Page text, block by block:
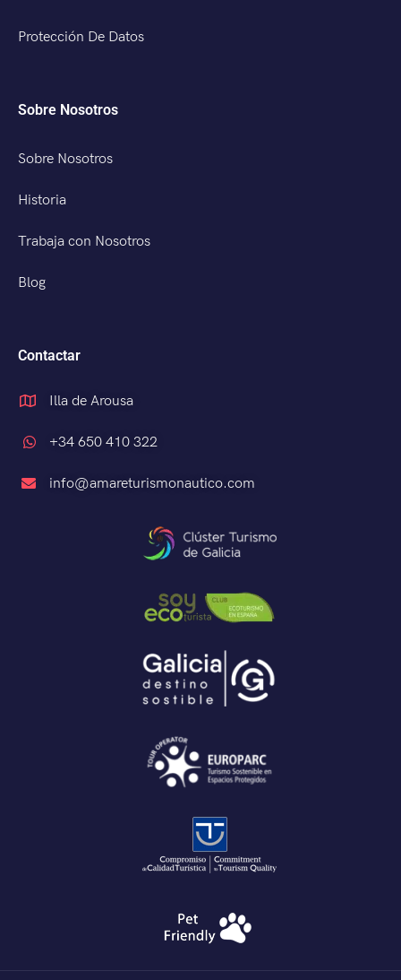
Protección De Datos
Sobre Nosotros
Sobre Nosotros
Historia
Trabaja con Nosotros
Blog
Contactar
Illa de Arousa
+34 650 410 322
info@amareturismonautico.com